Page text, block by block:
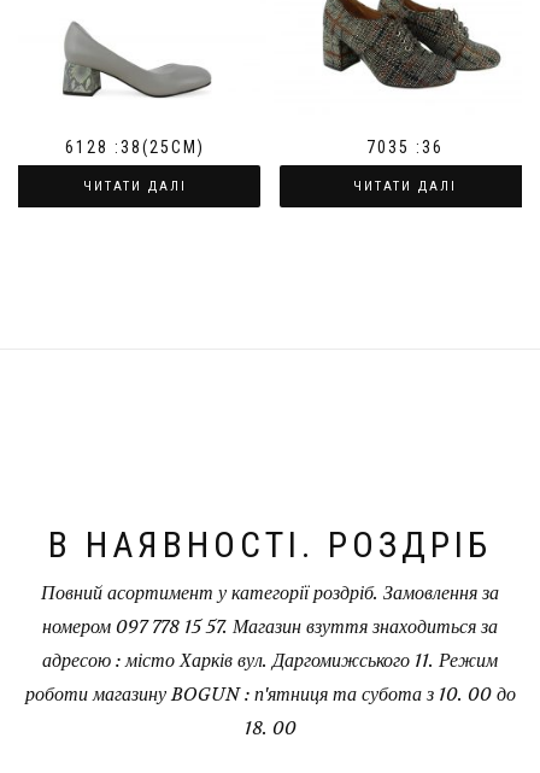
6128 :38(25СМ)
ЧИТАТИ ДАЛІ
7035 :36
ЧИТАТИ ДАЛІ
В НАЯВНОСТІ. РОЗДРІБ
Повний асортимент у категорії роздріб. Замовлення за
номером 097 778 15 57. Магазин взуття знаходиться за
адресою : місто Харків вул. Даргомижського 11. Режим
роботи магазину BOGUN : п'ятниця та субота з 10. 00 до
18. 00